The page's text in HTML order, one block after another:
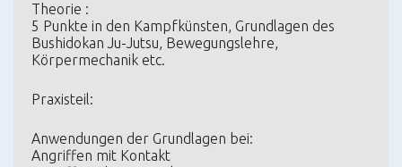
Theorie :
5 Punkte in den Kampfkünsten, Grundlagen des
Bushidokan Ju-Jutsu, Bewegungslehre,
Körpermechanik etc.
Praxisteil:
Anwendungen der Grundlagen bei:
Angriffen mit Kontakt